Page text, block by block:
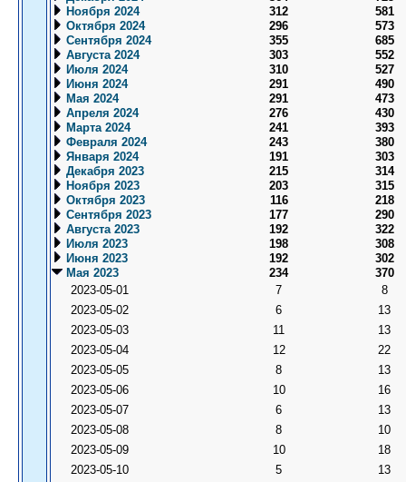
Ноября 2024
312
581
Октября 2024
296
573
Сентября 2024
355
685
Августа 2024
303
552
Июля 2024
310
527
Июня 2024
291
490
Мая 2024
291
473
Апреля 2024
276
430
Марта 2024
241
393
Февраля 2024
243
380
Января 2024
191
303
Декабря 2023
215
314
Ноября 2023
203
315
Октября 2023
116
218
Сентября 2023
177
290
Августа 2023
192
322
Июля 2023
198
308
Июня 2023
192
302
Мая 2023
234
370
2023-05-01
7
8
2023-05-02
6
13
2023-05-03
11
13
2023-05-04
12
22
2023-05-05
8
13
2023-05-06
10
16
2023-05-07
6
13
2023-05-08
8
10
2023-05-09
10
18
2023-05-10
5
13